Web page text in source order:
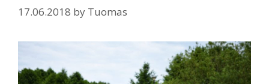
17.06.2018 by Tuomas